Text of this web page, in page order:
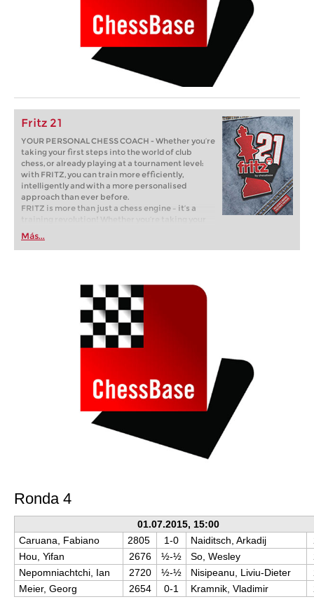
Fritz 21
YOUR PERSONAL CHESS COACH - Whether you’re
taking your first steps into the world of club
chess, or already playing at a tournament level:
with FRITZ, you can train more efficiently,
intelligently and with a more personalised
approach than ever before.
FRITZ is more than just a chess engine – it’s a
training revolution! Whether you’re taking your
first steps into the world of club chess, or already
playing at a tournament level: with FRITZ, you can
train more efficiently, intelligently and with a
Más...
Ronda 4
01.07.2015, 15:00
Caruana, Fabiano
2805 1-0 Naiditsch, Arkadij
Hou, Yifan
2676 ½-½ So, Wesley
Nepomniachtchi, Ian
2720 ½-½ Nisipeanu, Liviu-Dieter
Meier, Georg
2654 0-1 Kramnik, Vladimir